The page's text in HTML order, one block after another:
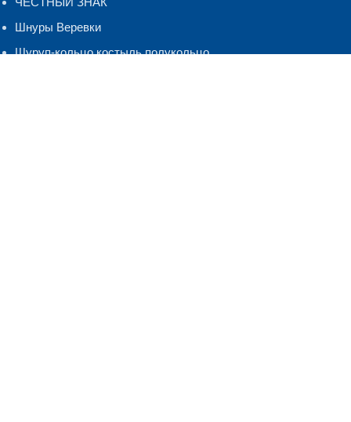
Шнуры Веревки
Шуруп-кольцо,костыль.полукольцо